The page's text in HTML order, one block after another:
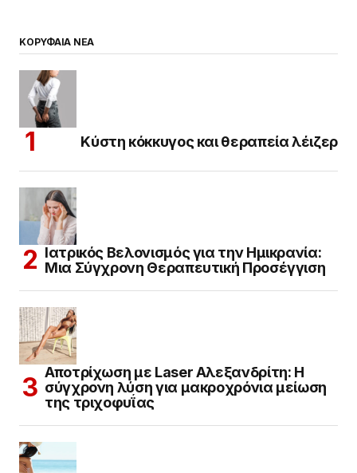
ΚΟΡΥΦΑΙΑ ΝΕΑ
Κύστη κόκκυγος και θεραπεία λέιζερ
Ιατρικός Βελονισμός για την Ημικρανία:
Μια Σύγχρονη Θεραπευτική Προσέγγιση
Αποτρίχωση με Laser Αλεξανδρίτη: Η
σύγχρονη λύση για μακροχρόνια μείωση
της τριχοφυΐας